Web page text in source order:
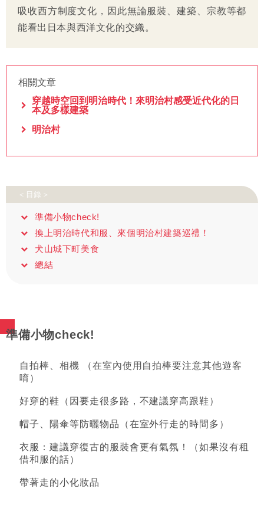
吸收西方制度文化，因此無論服裝、建築、宗教等都
能看出日本與西洋文化的交織。
相關文章
穿越時空回到明治時代！來明治村感受近代化的日
本及多樣建築
明治村
＜目錄＞
準備小物check!
換上明治時代和服、來個明治村建築巡禮！
犬山城下町美食
總結
準備小物check!
自拍棒、相機 （在室內使用自拍棒要注意其他遊客
唷）
好穿的鞋（因要走很多路，不建議穿高跟鞋）
帽子、陽傘等防曬物品（在室外行走的時間多）
衣服：建議穿復古的服裝會更有氣氛！（如果沒有租
借和服的話）
帶著走的小化妝品